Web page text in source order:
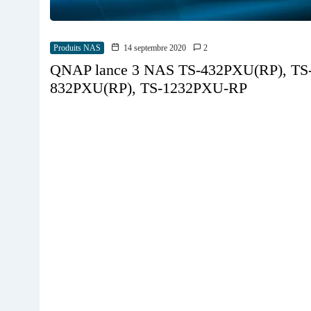
Produits NAS 14 septembre 2020 2
QNAP lance 3 NAS TS-432PXU(RP),
832PXU(RP), TS-1232PXU-RP